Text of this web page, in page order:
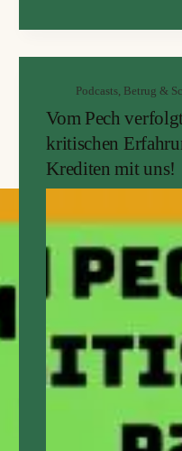
Podcasts, Betrug &
Vom Pech
kritischen
Krediten mit uns!